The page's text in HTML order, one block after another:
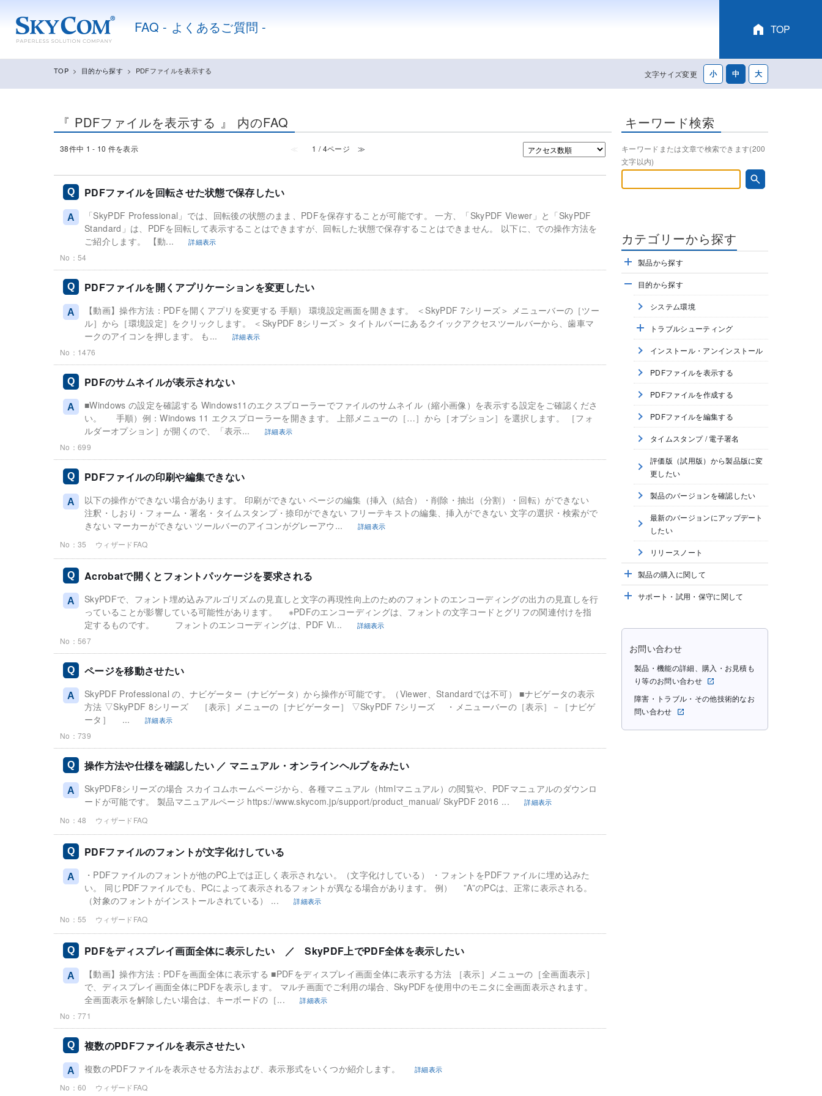
FAQ - よくあるご質問 - TOP
文字サイズ変更
TOP > 目的から探す > PDFファイルを表示する
キーワード検索
キーワードまたは文章で検索できます(200
文字以内)
製品から探す
目的から探す
システム環境
トラブルシューティング
インストール・アンインストール
PDFファイルを表示する
PDFファイルを作成する
PDFファイルを編集する
タイムスタンプ / 電子署名
評価版（試用版）から製品版に変
更したい
製品のバージョンを確認したい
最新のバージョンにアップデート
したい
リリースノート
製品の購入に関して
サポート・試用・保守に関して
お問い合わせ
製品・機能の詳細、購入・お見積も
り等のお問い合わせ
障害・トラブル・その他技術的なお
問い合わせ
『 PDFファイルを表示する 』 内のFAQ
38件中 1 - 10 件を表示 ≪ 1 / 4ページ ≫
PDFファイルを回転させた状態で保存したい
「SkyPDF Professional」では、回転後の状態のまま、PDFを保存することが可能です。 一方、「SkyPDF Viewer」と「SkyPDF
Standard」は、PDFを回転して表示することはできますが、回転した状態で保存することはできません。 以下に、での操作方法を
ご紹介します。 【動...
詳細表示
No：54
PDFファイルを開くアプリケーションを変更したい
【動画】操作方法：PDFを開くアプリを変更する 手順） 環境設定画面を開きます。 ＜SkyPDF 7シリーズ＞ メニューバーの［ツー
ル］から［環境設定］をクリックします。 ＜SkyPDF 8シリーズ＞ タイトルバーにあるクイックアクセスツールバーから、歯車マ
ークのアイコンを押します。 も...
詳細表示
No：1476
PDFのサムネイルが表示されない
■Windows の設定を確認する Windows11のエクスプローラーでファイルのサムネイル（縮小画像）を表示する設定をご確認くださ
い。 手順）例：Windows 11 エクスプローラーを開きます。 上部メニューの［…］から［オプション］を選択します。 ［フォ
ルダーオプション］が開くので、「表示...
詳細表示
No：699
PDFファイルの印刷や編集できない
以下の操作ができない場合があります。 印刷ができない ページの編集（挿入（結合）・削除・抽出（分割）・回転）ができない
注釈・しおり・フォーム・署名・タイムスタンプ・捺印ができない フリーテキストの編集、挿入ができない 文字の選択・検索がで
きない マーカーができない ツールバーのアイコンがグレーアウ...
詳細表示
No：35 ウィザードFAQ
Acrobatで開くとフォントパッケージを要求される
SkyPDFで、フォント埋め込みアルゴリズムの見直しと文字の再現性向上のためのフォントのエンコーディングの出力の見直しを行
っていることが影響している可能性があります。 ※PDFのエンコーディングは、フォントの文字コードとグリフの関連付けを指
定するものです。 フォントのエンコーディングは、PDF Vi...
詳細表示
No：567
ページを移動させたい
SkyPDF Professional の、ナビゲーター（ナビゲータ）から操作が可能です。（Viewer、Standardでは不可） ■ナビゲータの表示
方法 ▽SkyPDF 8シリーズ ［表示］メニューの［ナビゲーター］ ▽SkyPDF 7シリーズ ・メニューバーの［表示］－［ナビゲ
ータ］ ...
詳細表示
No：739
操作方法や仕様を確認したい ／ マニュアル・オンラインヘルプをみたい
SkyPDF8シリーズの場合 スカイコムホームページから、各種マニュアル（htmlマニュアル）の閲覧や、PDFマニュアルのダウンロ
ードが可能です。 製品マニュアルページ https://www.skycom.jp/support/product_manual/ SkyPDF 2016 ...
詳細表示
No：48 ウィザードFAQ
PDFファイルのフォントが文字化けしている
・PDFファイルのフォントが他のPC上では正しく表示されない。（文字化けしている） ・フォントをPDFファイルに埋め込みた
い。 同じPDFファイルでも、PCによって表示されるフォントが異なる場合があります。 例） ”A”のPCは、正常に表示される。
（対象のフォントがインストールされている） ...
詳細表示
No：55 ウィザードFAQ
PDFをディスプレイ画面全体に表示したい ／ SkyPDF上でPDF全体を表示したい
【動画】操作方法：PDFを画面全体に表示する ■PDFをディスプレイ画面全体に表示する方法 ［表示］メニューの［全画面表示］
で、ディスプレイ画面全体にPDFを表示します。 マルチ画面でご利用の場合、SkyPDFを使用中のモニタに全画面表示されます。
全画面表示を解除したい場合は、キーボードの［...
詳細表示
No：771
複数のPDFファイルを表示させたい
複数のPDFファイルを表示させる方法および、表示形式をいくつか紹介します。 詳細表示
No：60 ウィザードFAQ